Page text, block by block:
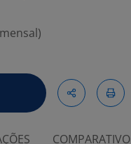
COMPARATIVO